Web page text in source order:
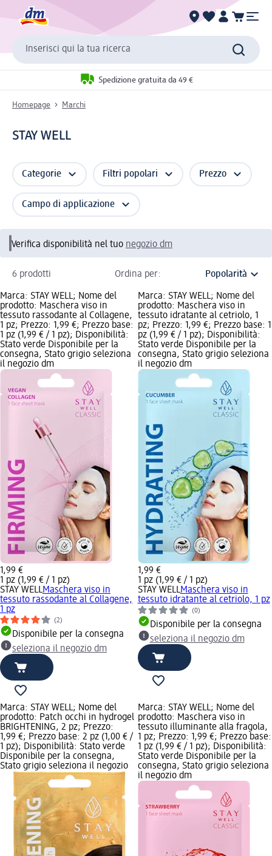
Inserisci qui la tua ricerca
Spedizione gratuita da 49 €
Homepage Marchi
STAY WELL
Categorie Filtri popolari Prezzo
Campo di applicazione
Verifica disponibilità nel tuo negozio dm
6 prodotti Ordina per:
Marca: STAY WELL; Nome del
prodotto: Maschera viso in
tessuto rassodante al Collagene,
1 pz; Prezzo: 1,99 €; Prezzo base:
1 pz (1,99 € / 1 pz); Disponibilità:
Stato verde Disponibile per la
consegna, Stato grigio seleziona
il negozio dm
1,99 €
1 pz (1,99 € / 1 pz)
STAY WELLMaschera viso in
tessuto rassodante al Collagene,
1 pz
(2)
Disponibile per la consegna
seleziona il negozio dm
Marca: STAY WELL; Nome del
prodotto: Maschera viso in
tessuto idratante al cetriolo, 1
pz; Prezzo: 1,99 €; Prezzo base: 1
pz (1,99 € / 1 pz); Disponibilità:
Stato verde Disponibile per la
consegna, Stato grigio seleziona
il negozio dm
1,99 €
1 pz (1,99 € / 1 pz)
STAY WELLMaschera viso in
tessuto idratante al cetriolo, 1 pz
(0)
Disponibile per la consegna
seleziona il negozio dm
Marca: STAY WELL; Nome del
prodotto: Patch occhi in hydrogel
BRIGHTENING, 2 pz; Prezzo:
1,99 €; Prezzo base: 2 pz (1,00 € /
1 pz); Disponibilità: Stato verde
Disponibile per la consegna,
Stato grigio seleziona il negozio
Marca: STAY WELL; Nome del
prodotto: Maschera viso in
tessuto illuminante alla fragola,
1 pz; Prezzo: 1,99 €; Prezzo base:
1 pz (1,99 € / 1 pz); Disponibilità:
Stato verde Disponibile per la
consegna, Stato grigio seleziona
il negozio dm